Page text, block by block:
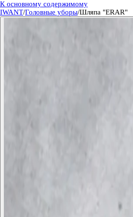
К основному содержимому
IWANT/Головные уборы/Шляпа "ERAR"